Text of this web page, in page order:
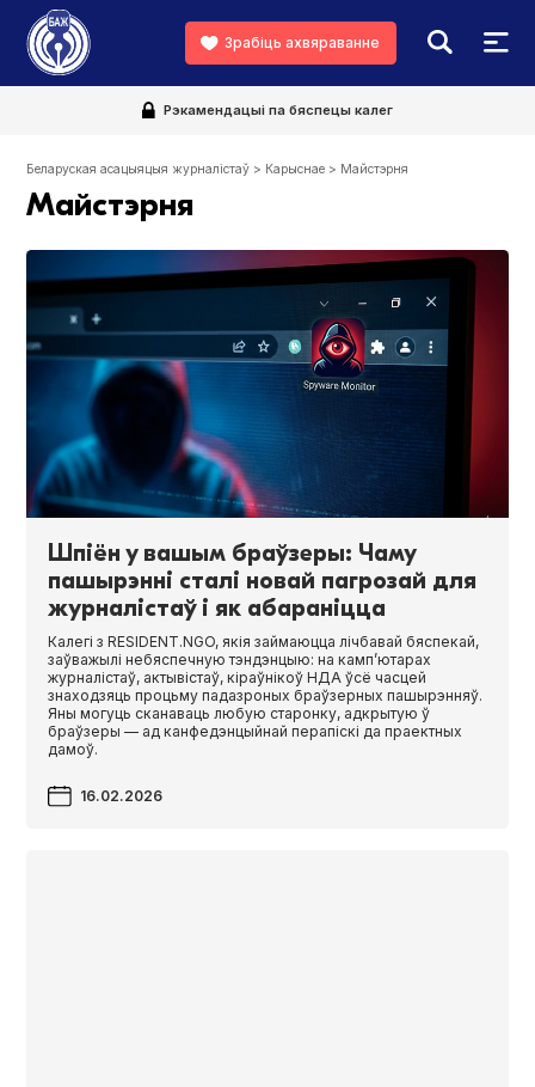
Зрабіць ахвяраванне
Рэкамендацыі па бяспецы калег
Беларуская асацыяцыя журналістаў > Карыснае > Майстэрня
Майстэрня
Шпіён у вашым браўзеры: Чаму
пашырэнні сталі новай пагрозай для
журналістаў і як абараніцца
Калегі з RESIDENT.NGO, якія займаюцца лічбавай бяспекай,
заўважылі небяспечную тэндэнцыю: на камп’ютарах
журналістаў, актывістаў, кіраўнікоў НДА ўсё часцей
знаходзяць процьму падазроных браўзерных пашырэнняў.
Яны могуць сканаваць любую старонку, адкрытую ў
браўзеры — ад канфедэнцыйнай перапіскі да праектных
дамоў.
16.02.2026